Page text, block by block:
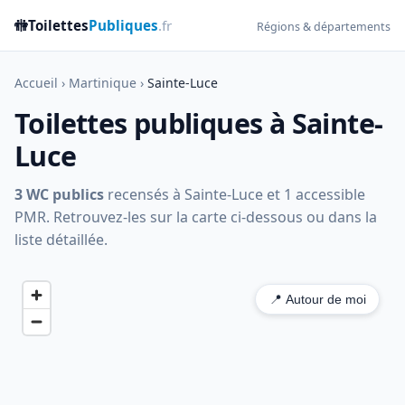
🚻ToilettesPubliques.fr Régions & départements
Accueil › Martinique › Sainte-Luce
Toilettes publiques à Sainte-
Luce
3 WC publics recensés à Sainte-Luce et 1 accessible
PMR. Retrouvez-les sur la carte ci-dessous ou dans la
liste détaillée.
📍 Autour de moi